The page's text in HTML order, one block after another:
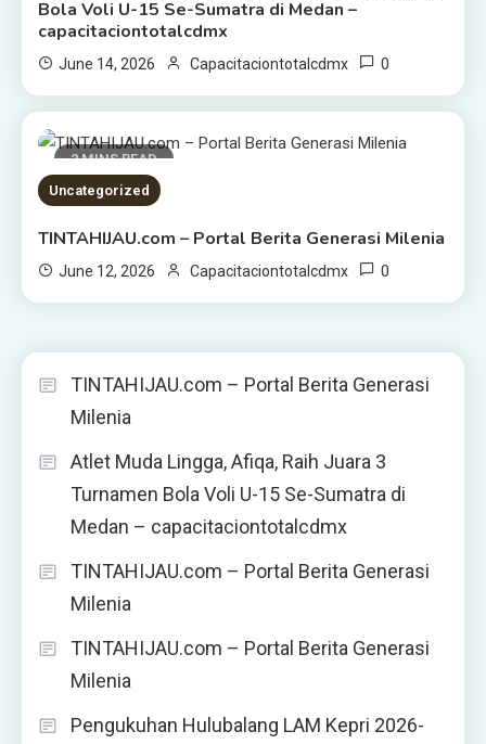
Bola Voli U-15 Se-Sumatra di Medan –
capacitaciontotalcdmx
June 14, 2026 Capacitaciontotalcdmx 0
2 MINS READ
Uncategorized
TINTAHIJAU.com – Portal Berita Generasi Milenia
June 12, 2026 Capacitaciontotalcdmx 0
TINTAHIJAU.com – Portal Berita Generasi
Milenia
Atlet Muda Lingga, Afiqa, Raih Juara 3
Turnamen Bola Voli U-15 Se-Sumatra di
Medan – capacitaciontotalcdmx
TINTAHIJAU.com – Portal Berita Generasi
Milenia
TINTAHIJAU.com – Portal Berita Generasi
Milenia
Pengukuhan Hulubalang LAM Kepri 2026-